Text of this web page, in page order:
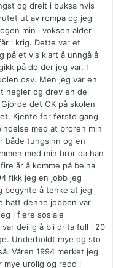
og dreit i buksa hvis
ut av rompa og jeg
min i voksen alder
i krig. Dette var et
på et vis klart å unngå å
på do der jeg var. I
osv. Men jeg var en
negler og drev en del
det OK på skolen
Kjente for første gang
med at broren min
både tungsinn og en
med min bror da han
år å komme på beina
fikk jeg en jobb jeg
begynte å tenke at jeg
hatt denne jobben var
i flere sosiale
deilig å bli drita full i 20
Underholdt mye og sto
Våren 1994 merket jeg
urolig og redd i